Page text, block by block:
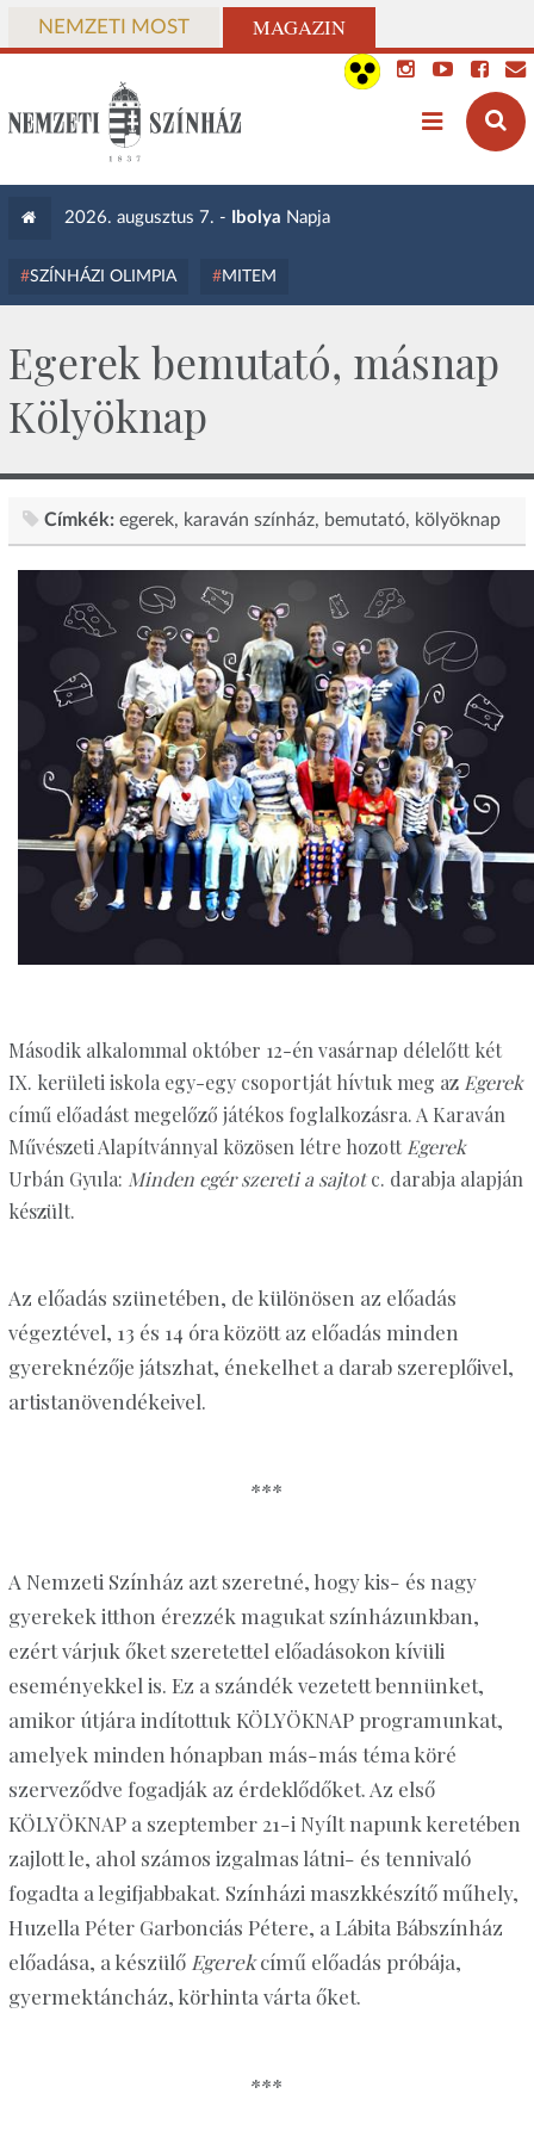
NEMZETI MOST MAGAZIN
2026. augusztus 7. - Ibolya Napja
SZÍNHÁZI OLIMPIA MITEM
Egerek bemutató, másnap
Kölyöknap
Címkék: egerek karaván színház bemutató kölyöknap
Második alkalommal október 12-én vasárnap délelőtt két
IX. kerületi iskola egy-egy csoportját hívtuk meg az Egerek
című előadást megelőző játékos foglalkozásra. A Karaván
Művészeti Alapítvánnyal közösen létre hozott Egerek
Urbán Gyula: Minden egér szereti a sajtotc. darabja alapján
készült.
Az előadás szünetében, de különösen az előadás
végeztével, 13 és 14 óra között az előadás minden
gyereknézője játszhat, énekelhet a darab szereplőivel,
artistanövendékeivel.
***
A Nemzeti Színház azt szeretné, hogy kis- és nagy
gyerekek itthon érezzék magukat színházunkban,
ezért várjuk őket szeretettel előadásokon kívüli
eseményekkel is. Ez a szándék vezetett bennünket,
amikor útjára indítottuk KÖLYÖKNAP programunkat,
amelyek minden hónapban más-más téma köré
szerveződve fogadják az érdeklődőket. Az első
KÖLYÖKNAP a szeptember 21-i Nyílt napunk keretében
zajlott le, ahol számos izgalmas látni- és tennivaló
fogadta a legifjabbakat. Színházi maszkkészítő műhely,
Huzella Péter Garbonciás Pétere, a Lábita Bábszínház
előadása, a készülő Egerekcímű előadás próbája,
gyermektáncház, körhinta várta őket.
***